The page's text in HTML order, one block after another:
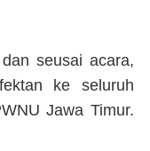
seusai acara,
ke seluruh
Jawa Timur.